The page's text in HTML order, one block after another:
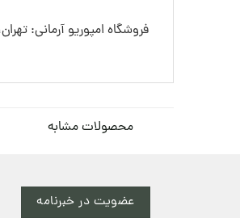
فروشگاه امپوریو آرمانی:
محصولات مشابه
عضویت در خبرنامه